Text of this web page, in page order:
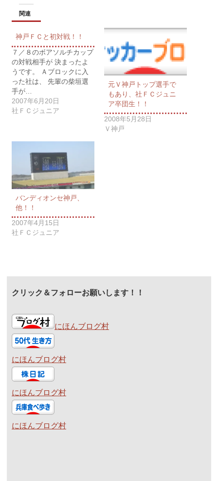
関連
神戸ＦＣと初対戦！！
７／８のボアソルチカップ
の対戦相手が 決まったよ
うです。 Ａブロックに入
った社は、 先輩の柴垣選
手が…
2007年6月20日
社ＦＣジュニア
元Ｖ神戸トップ選手で
もあり、社ＦＣジュニ
ア卒団生！！
2008年5月28日
Ｖ神戸
バンディオンセ神戸、
他！！
2007年4月15日
社ＦＣジュニア
クリック＆フォローお願いします！！
にほんブログ村
にほんブログ村
にほんブログ村
にほんブログ村